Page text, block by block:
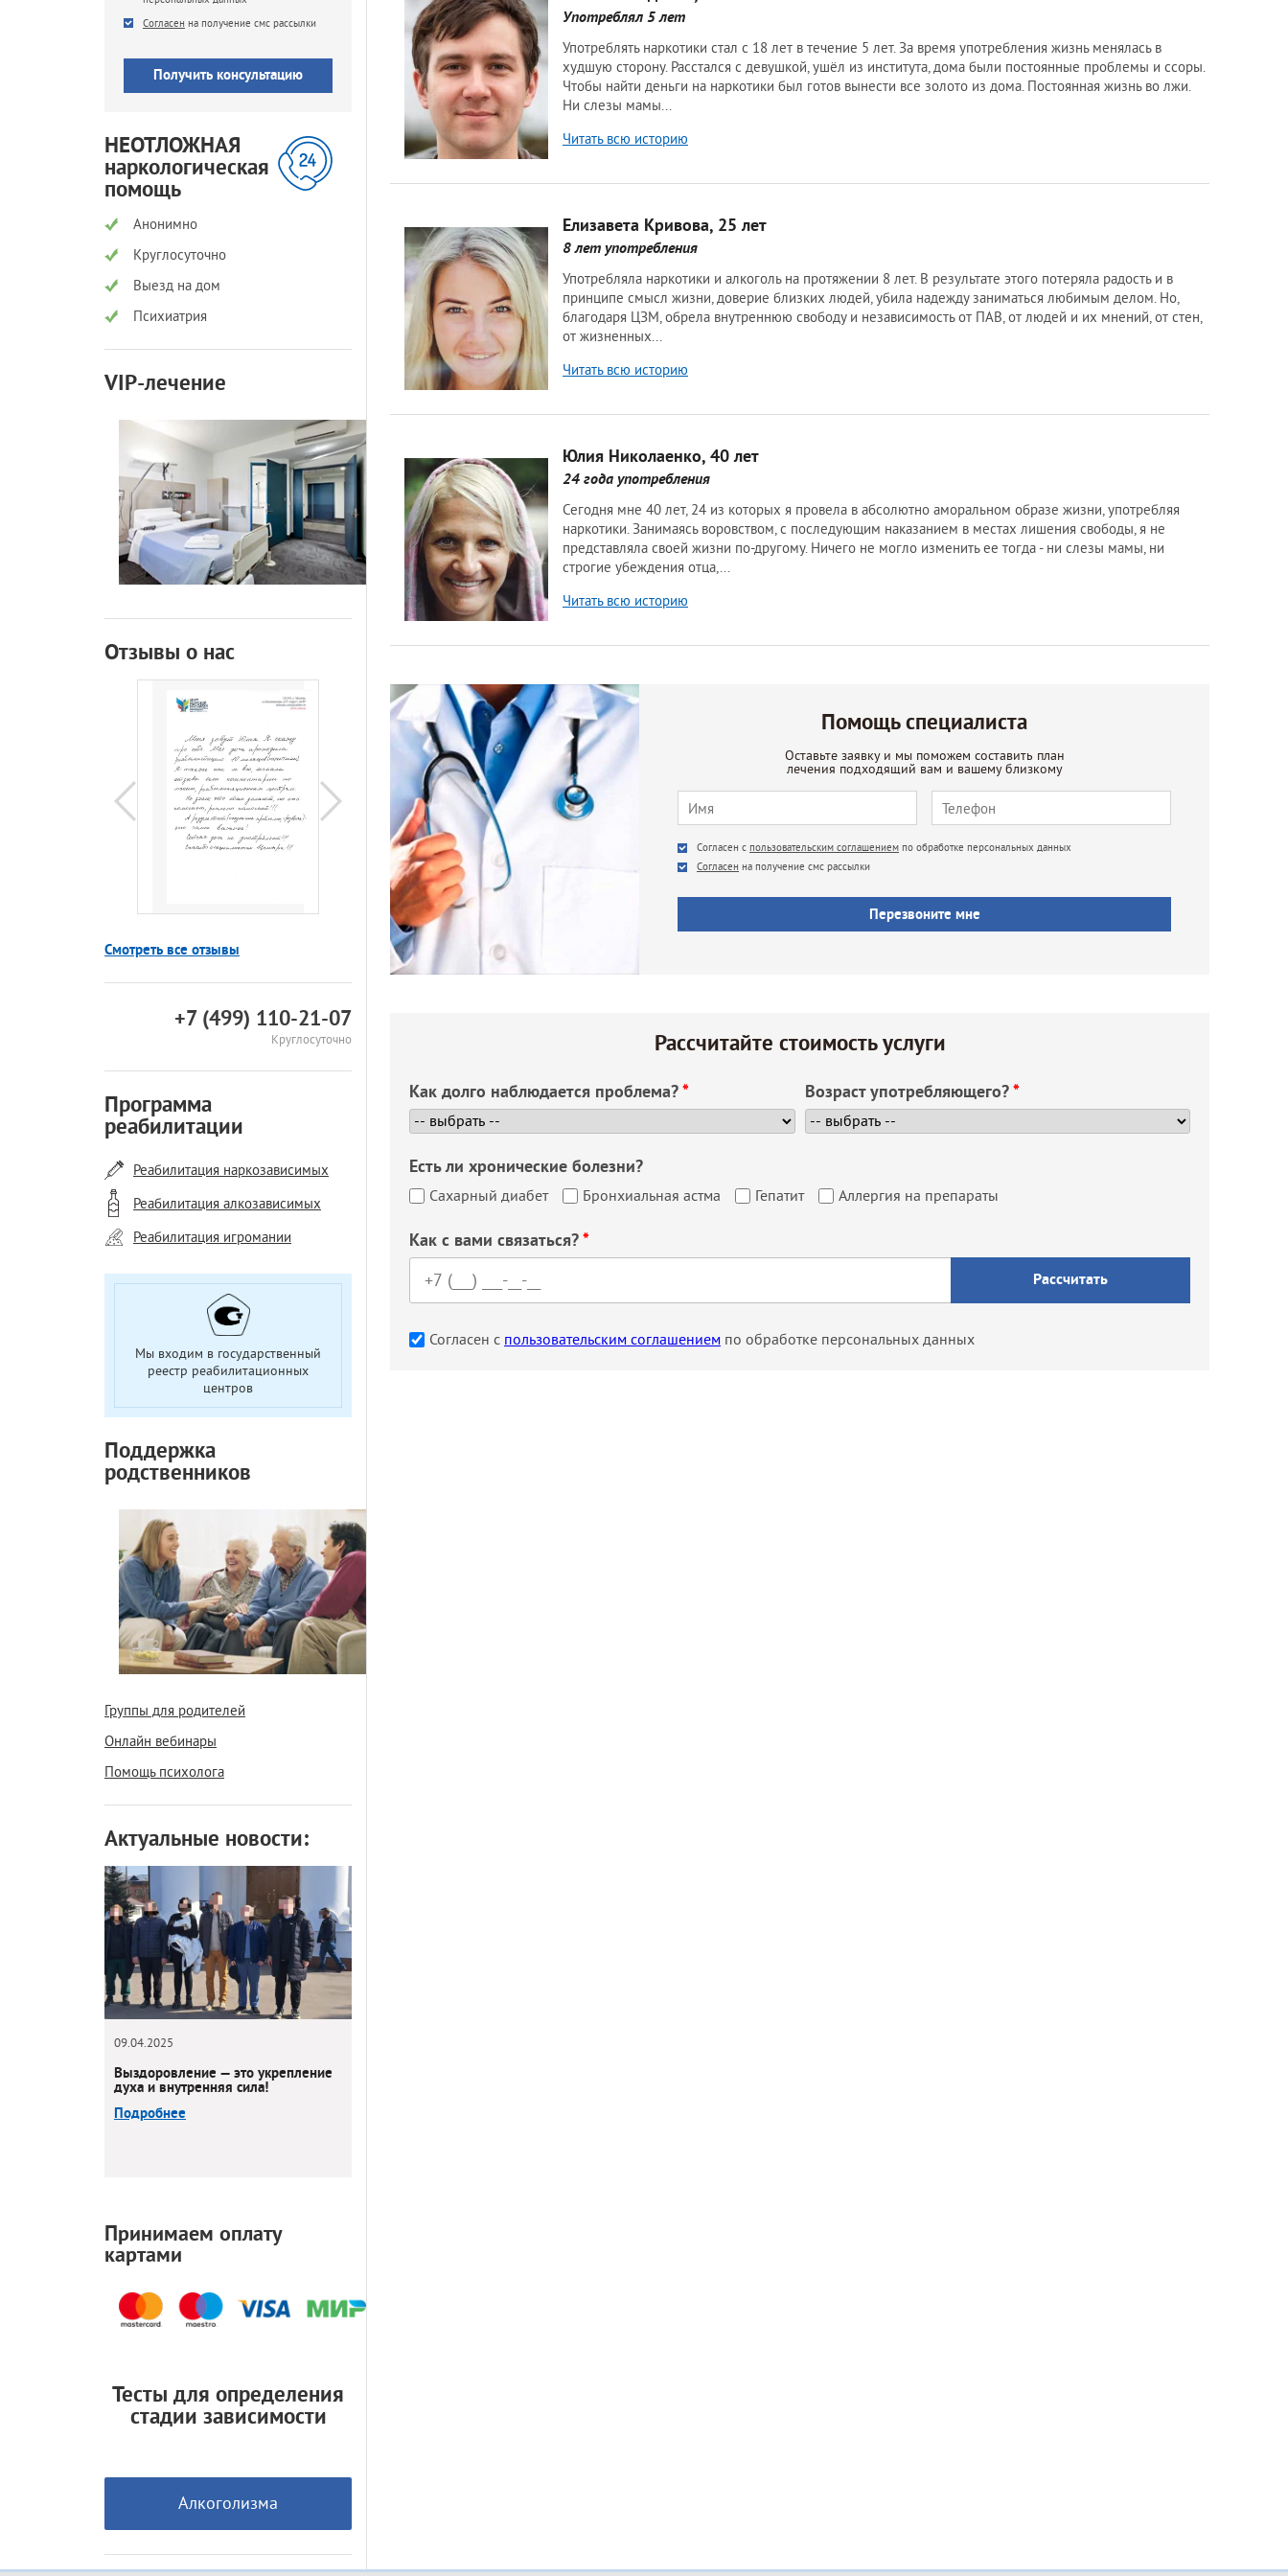
Употреблял 5 лет
Читать всю историю
Елизавета Кривова, 25 лет
8 лет употребления
Читать всю историю
Юлия Николаенко, 40 лет
24 года употребления
Читать всю историю
Помощь специалиста
Оставьте заявку и мы поможем составить план
лечения подходящий вам и вашему близкому
Agree*
Согласен с пользовательским соглашением по обработке персональных данных
SMS
Согласен на получение смс рассылки
Рассчитайте стоимость услуги
Как долго наблюдается проблема?* Возраст употребляющего?*
Есть ли хронические болезни?
Сахарный диабет Бронхиальная астма Гепатит Аллергия на препараты
Как с вами связаться?*
Согласен с пользовательским соглашением по обработке персональных данных
SMS
Согласен на получение смс рассылки
НЕОТЛОЖНАЯ
наркологическая
помощь
Анонимно
Круглосуточно
Выезд на дом
Психиатрия
VIP-лечение
Отзывы о нас
Смотреть все отзывы
+7 (499) 110-21-07
Круглосуточно
Программа
реабилитации
Реабилитация наркозависимых
Реабилитация алкозависимых
Реабилитация игромании
Мы входим в государственный
реестр реабилитационных
центров
Поддержка
родственников
Группы для родителей
Онлайн вебинары
Помощь психолога
Актуальные новости:
09.04.2025
Выздоровление — это укрепление
духа и внутренняя сила!
Подробнее
Принимаем оплату
картами
Тесты для определения
стадии зависимости
Алкоголизма